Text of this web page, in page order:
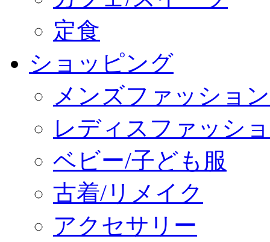
定食
ショッピング
メンズファッション
レディスファッシ
ベビー/子ども服
古着/リメイク
アクセサリー